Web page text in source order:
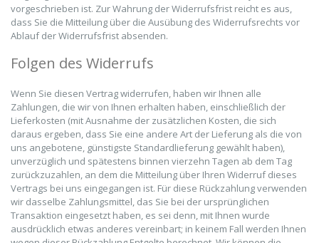
vorgeschrieben ist. Zur Wahrung der Widerrufsfrist reicht es aus,
dass Sie die Mitteilung über die Ausübung des Widerrufsrechts vor
Ablauf der Widerrufsfrist absenden.
Folgen des Widerrufs
Wenn Sie diesen Vertrag widerrufen, haben wir Ihnen alle
Zahlungen, die wir von Ihnen erhalten haben, einschließlich der
Lieferkosten (mit Ausnahme der zusätzlichen Kosten, die sich
daraus ergeben, dass Sie eine andere Art der Lieferung als die von
uns angebotene, günstigste Standardlieferung gewählt haben),
unverzüglich und spätestens binnen vierzehn Tagen ab dem Tag
zurückzuzahlen, an dem die Mitteilung über Ihren Widerruf dieses
Vertrags bei uns eingegangen ist. Für diese Rückzahlung verwenden
wir dasselbe Zahlungsmittel, das Sie bei der ursprünglichen
Transaktion eingesetzt haben, es sei denn, mit Ihnen wurde
ausdrücklich etwas anderes vereinbart; in keinem Fall werden Ihnen